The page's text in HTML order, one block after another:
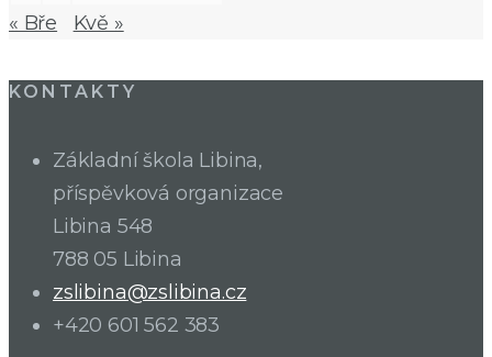
« Bře
Kvě »
KONTAKTY
Základní škola Libina,
příspěvková organizace
Libina 548
788 05 Libina
zslibina@zslibina.cz
+420 601 562 383